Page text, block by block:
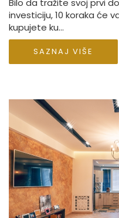
Bilo da tražite svoj prvi
investiciju, 10 koraka će
kupujete ku...
SAZNAJ VIŠE